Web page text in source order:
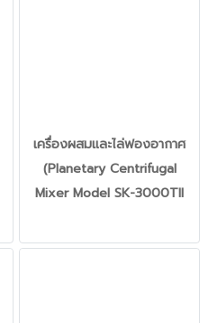
เครื่องผสมและไล่ฟองอากาศ
(Planetary Centrifugal
Mixer Model SK-3000TII